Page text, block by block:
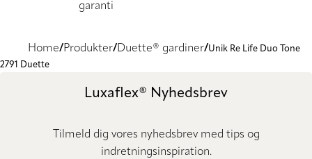
garanti
Home Produkter Duette® gardiner Unik Re Life Duo Tone
2791 Duette
Luxaflex® Nyhedsbrev
Tilmeld dig vores nyhedsbrev med tips og
indretningsinspiration.